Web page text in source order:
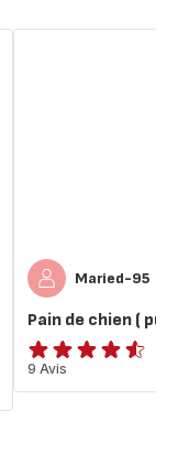
Maried-95
Pain de chien (
ratings.4.5
9 Avis